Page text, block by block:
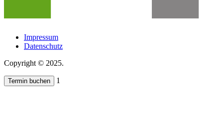
Impressum
Datenschutz
Copyright © 2025.
Termin buchen 1